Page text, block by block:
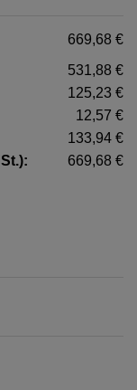
669,68 €
531,88 €
125,23 €
12,57 €
133,94 €
669,68 €